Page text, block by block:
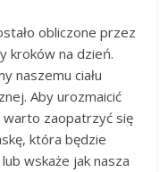
obliczone przez
kroków na dzień.
naszemu ciału
Aby urozmaicić
zaopatrzyć się
która będzie
wskaże jak nasza